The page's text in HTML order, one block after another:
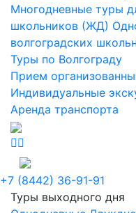
Многодневные туры
школьников (ЖД)
волгоградских
Туры по Волгограду
Прием
Индивидуальные
Аренда транспорта
+7 (8442) 36-91-91
Туры выходного дня